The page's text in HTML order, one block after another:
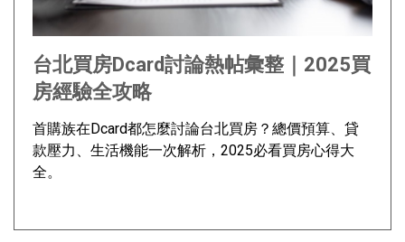
台北買房Dcard討論熱帖彙整｜2025買
房經驗全攻略
首購族在Dcard都怎麼討論台北買房？總價預算、貸
款壓力、生活機能一次解析，2025必看買房心得大
全。